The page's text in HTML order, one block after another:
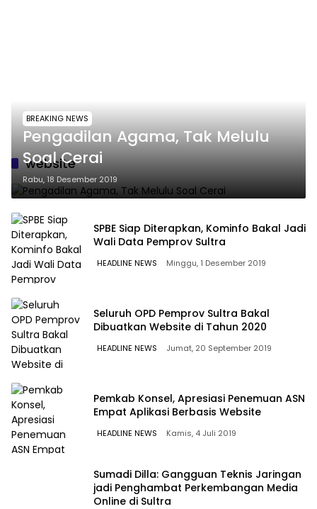
website
BREAKING NEWS
Pengadilan Agama, Tak Melulu
Soal Cerai
Rabu, 18 Desember 2019
SPBE Siap Diterapkan, Kominfo Bakal Jadi
Wali Data Pemprov Sultra
HEADLINE NEWS Minggu, 1 Desember 2019
Seluruh OPD Pemprov Sultra Bakal
Dibuatkan Website di Tahun 2020
HEADLINE NEWS Jumat, 20 September 2019
Pemkab Konsel, Apresiasi Penemuan ASN
Empat Aplikasi Berbasis Website
HEADLINE NEWS Kamis, 4 Juli 2019
Sumadi Dilla: Gangguan Teknis Jaringan
jadi Penghambat Perkembangan Media
Online di Sultra